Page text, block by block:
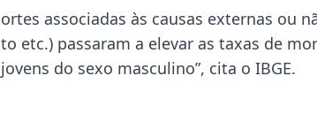
associadas às causas externas ou
etc.) passaram a elevar as taxas de
do sexo masculino”, cita o IBGE.